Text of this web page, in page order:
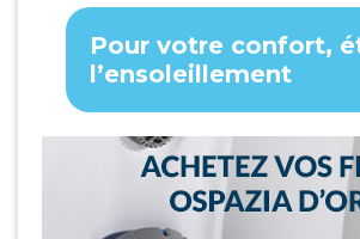
Pour votre confort,
l’ensoleillement